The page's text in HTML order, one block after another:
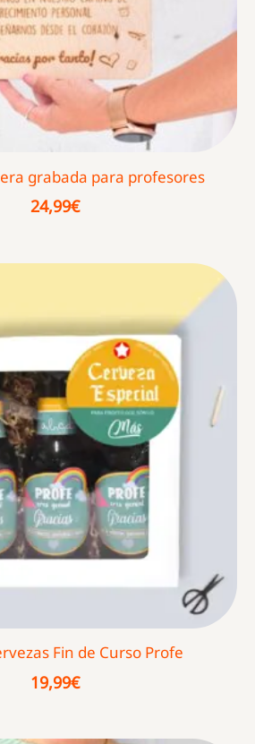
grabada para profesores
24,99€
Fin de Curso Profe
19,99€